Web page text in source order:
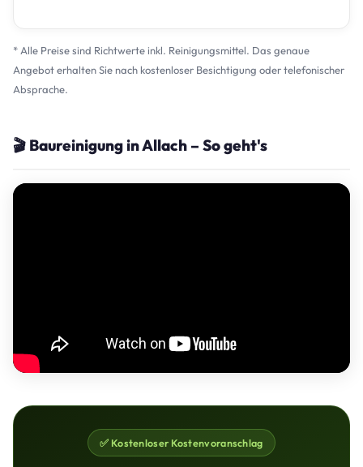
* Alle Preise sind Richtwerte inkl. Reinigungsmittel. Das genaue
Angebot erhalten Sie nach kostenloser Besichtigung oder telefonischer
Absprache.
🎬 Baureinigung in Allach – So geht's
✅ Kostenloser Kostenvoranschlag